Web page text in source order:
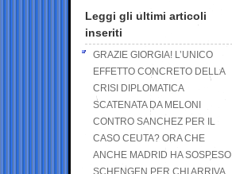
Leggi gli ultimi articoli
inseriti
GRAZIE GIORGIA! L’UNICO
EFFETTO CONCRETO DELLA
CRISI DIPLOMATICA
SCATENATA DA MELONI
CONTRO SANCHEZ PER IL
CASO CEUTA? ORA CHE
ANCHE MADRID HA SOSPESO
SCHENGEN PER CHI ARRIVA